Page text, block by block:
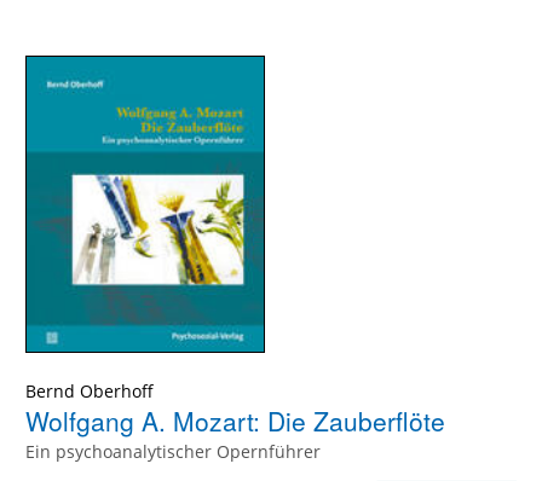
Bernd Oberhoff
Wolfgang A. Mozart: Die Zauberflöte
Ein psychoanalytischer Opernführer